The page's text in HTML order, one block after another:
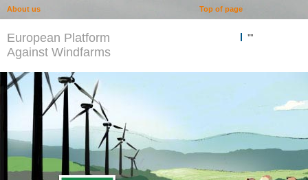
European Platform
Against Windfarms
""
Top of page
About us